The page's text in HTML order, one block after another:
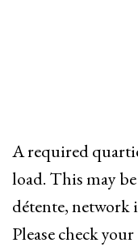
A required
load. This may
détente, network
Please check your